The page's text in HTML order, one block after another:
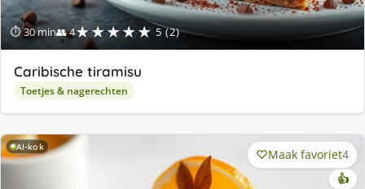
⏱ 30 min👥 4★★★★★ 5 (2)
Caribische tiramisu
Toetjes & nagerechten
AI-kok Maak favoriet4
👍